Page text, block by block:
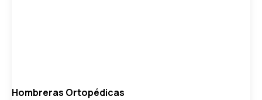
Hombreras Ortopédicas